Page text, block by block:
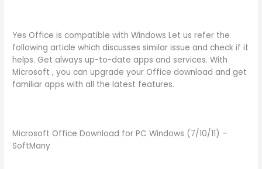
Yes Office is compatible with Windows Let us refer the
following article which discusses similar issue and check if it
helps. Get always up-to-date apps and services. With
Microsoft , you can upgrade your Office download and get
familiar apps with all the latest features.
Microsoft Office Download for PC Windows (7/10/11) –
SoftMany